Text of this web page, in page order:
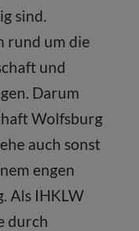
sind.
rund um die
und
Darum
Wolfsburg
auch sonst
engen
Als IHKLW
durch